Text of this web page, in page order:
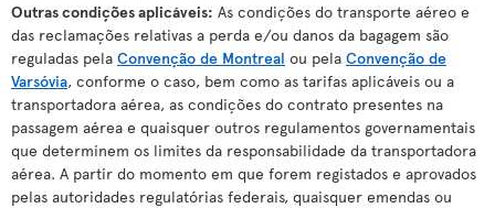
Outras condições aplicáveis: As condições do transporte aéreo e
das reclamações relativas a perda e/ou danos da bagagem são
reguladas pela Convenção de Montreal ou pela Convenção de
Varsóvia, conforme o caso, bem como as tarifas aplicáveis ou a
transportadora aérea, as condições do contrato presentes na
passagem aérea e quaisquer outros regulamentos governamentais
que determinem os limites da responsabilidade da transportadora
aérea. A partir do momento em que forem registados e aprovados
pelas autoridades regulatórias federais, quaisquer emendas ou